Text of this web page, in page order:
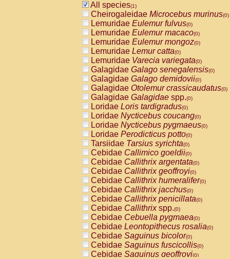
All species(1)
Cheirogaleidae Microcebus murinus(0)
Lemuridae Eulemur fulvus(0)
Lemuridae Eulemur macaco(0)
Lemuridae Eulemur mongoz(0)
Lemuridae Lemur catta(0)
Lemuridae Varecia variegata(0)
Galagidae Galago senegalensis(0)
Galagidae Galago demidovii(0)
Galagidae Otolemur crassicaudatus(0)
Galagidae Galagidae spp.(0)
Loridae Loris tardigradus(0)
Loridae Nycticebus coucang(0)
Loridae Nycticebus pygmaeus(0)
Loridae Perodicticus potto(0)
Tarsiidae Tarsius syrichta(0)
Cebidae Callimico goeldii(0)
Cebidae Callithrix argentata(0)
Cebidae Callithrix geoffroyi(0)
Cebidae Callithrix humeralifer(0)
Cebidae Callithrix jacchus(0)
Cebidae Callithrix penicillata(0)
Cebidae Callithrixspp.(0)
Cebidae Cebuella pygmaea(0)
Cebidae Leontopithecus rosalia(0)
Cebidae Saguinus bicolor(0)
Cebidae Saguinus fuscicollis(0)
Cebidae Saguinus geoffroyi(0)